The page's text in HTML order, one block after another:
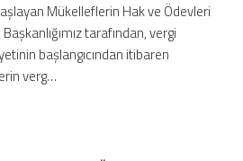
Mükelleflerin Hak ve Ödevleri
tarafından, vergi
başlangıcından itibaren
verg…